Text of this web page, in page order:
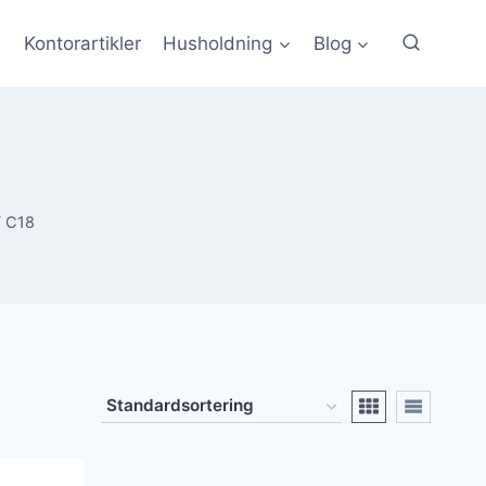
Kontorartikler Husholdning Blog
C18